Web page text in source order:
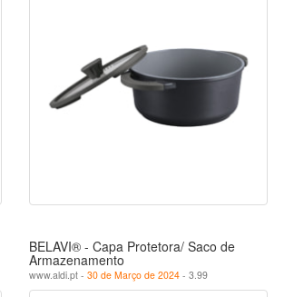
BELAVI® - Capa Protetora/ Saco de
Armazenamento
www.aldi.pt - 30 de Março de 2024 - 3.99